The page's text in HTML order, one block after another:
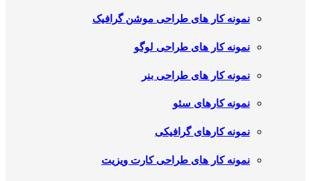
نمونه کار های طراحی موشن گرافیک
نمونه کار های طراحی لوگو
نمونه کار های طراحی بنر
نمونه کارهای سئو
نمونه کارهای گرافیکی
نمونه کار های طراحی کارت ویزیت